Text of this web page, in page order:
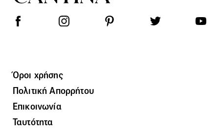
Όροι χρήσης
Πολιτική Απορρήτου
Επικοινωνία
Ταυτότητα